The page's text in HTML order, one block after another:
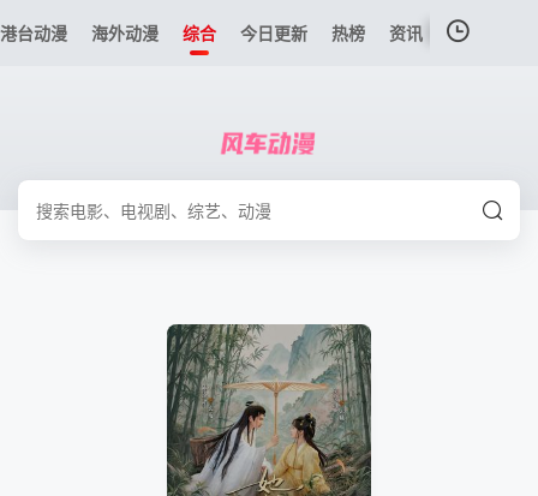
港台动漫 海外动漫 综合 今日更新 热榜 资讯